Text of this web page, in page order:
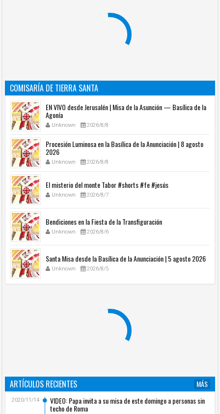
COMISARÍA DE TIERRA SANTA
EN VIVO desde Jerusalén | Misa de la Asunción — Basílica de la
Agonía
Unknown 2026/8/8
Procesión Luminosa en la Basílica de la Anunciación | 8 agosto
2026
Unknown 2026/8/8
El misterio del monte Tabor #shorts #fe #jesús
Unknown 2026/8/7
Bendiciones en la Fiesta de la Transfiguración
Unknown 2026/8/6
Santa Misa desde la Basílica de la Anunciación | 5 agosto 2026
Unknown 2026/8/5
ARTÍCULOS RECIENTES
MÁS
VIDEO: Papa invita a su misa de este domingo a personas sin
techo de Roma
2020/11/14